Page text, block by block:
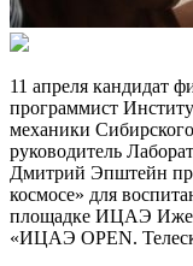
11 апреля кандидат
программист
механики
руководитель
Дмитрий Эпштейн
космосе» для
площадке ИЦАЭ
«ИЦАЭ OPEN.